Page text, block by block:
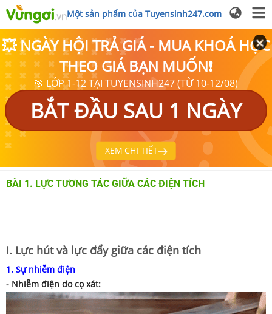
Một sản phẩm của Tuyensinh247.com
💥 NGÀY HỘI TRẢ GIÁ - MUA KHOÁ HỌC
THEO GIÁ BẠN MUỐN❗
🎯 LỚP 1-12 TẠI TUYENSINH247 (TỪ 10-12/08)
BẮT ĐẦU SAU 1 NGÀY
XEM CHI TIẾT
BÀI 1. LỰC TƯƠNG TÁC GIỮA CÁC ĐIỆN TÍCH
I. Lực hút và lực đẩy giữa các điện tích
1. Sự nhiễm điện
- Nhiễm điện do cọ xát: